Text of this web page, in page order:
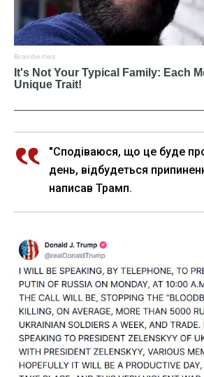
"Сподіваюся, що це буде
день, відбудеться
написав Трамп.